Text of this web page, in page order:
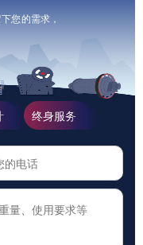
您的需求，
终身服务